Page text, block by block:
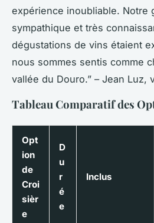
expérience inoubliable. Notre
sympathique et très
dégustations de vins étaient
nous sommes sentis comme
vallée du Douro.” – Jean Luz,
Tableau Comparatif des
Opt
ion
de
Croi
sièr
e
D
u
r
é
e
Inclus